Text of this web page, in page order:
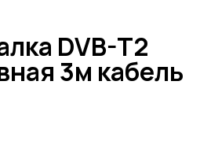
DVB-T2
3м кабель